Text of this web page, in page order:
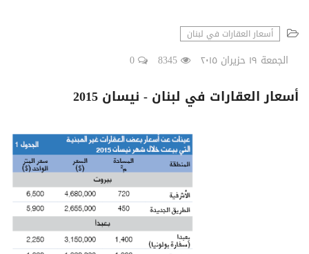
أسعار العقارات في لبنان
الجمعة ١٩ حزيران ٢٠١٥ 8345
0
أسعار العقارات في لبنان - نيسان 2015
شاهد الجدول كاملا